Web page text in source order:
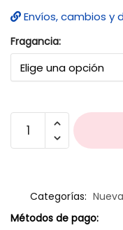
Envíos, cambios y
Fragancia:
Categorías:
Métodos de pago: